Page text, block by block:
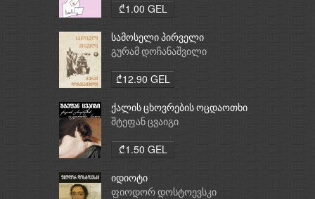
₾1.00 GEL
სამოსელი პირველი
გურამ დოჩანაშვილი
₾12.90 GEL
ქალის ცხოვრების ოცდაოთხი
საათი
შტეფან ცვაიგი
₾1.50 GEL
იდიოტი
ფიოდორ დოსტოევსკი